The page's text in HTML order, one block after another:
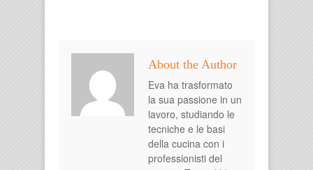
About the Author
Eva ha trasformato
la sua passione in un
lavoro, studiando le
tecniche e le basi
della cucina con i
professionisti del